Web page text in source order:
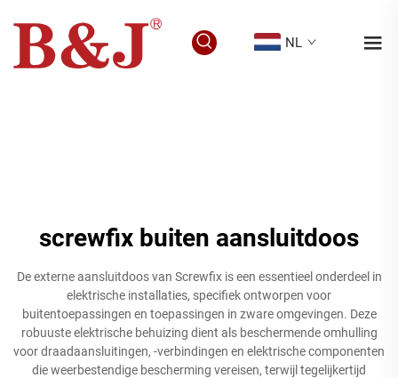
NL
screwfix buiten aansluitdoos
De externe aansluitdoos van Screwfix is een essentieel onderdeel in
elektrische installaties, specifiek ontworpen voor
buitentoepassingen en toepassingen in zware omgevingen. Deze
robuuste elektrische behuizing dient als beschermende omhulling
voor draadaansluitingen, -verbindingen en elektrische componenten
die weerbestendige bescherming vereisen, terwijl tegelijkertijd